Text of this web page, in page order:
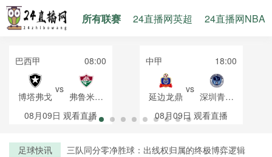
所有联赛 24直播网英超 24直播网NBA
巴西甲 08:00
博塔弗戈
vs
弗鲁米嫩
塞
08月09日 观看直播
中甲 18:00
延边龙鼎
vs
深圳青年
人
08月09日 观看直播
足球快讯
三队同分零净胜球：出线权归属的终极博弈逻辑